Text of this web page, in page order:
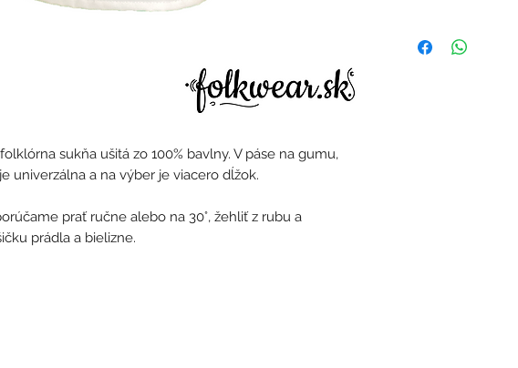
sukňa ušitá zo 100% bavlny. V páse na gumu,
univerzálna a na výber je viacero dĺžok.
prať ručne alebo na 30°, žehliť z rubu a
prádla a bielizne.
do 12 dní).